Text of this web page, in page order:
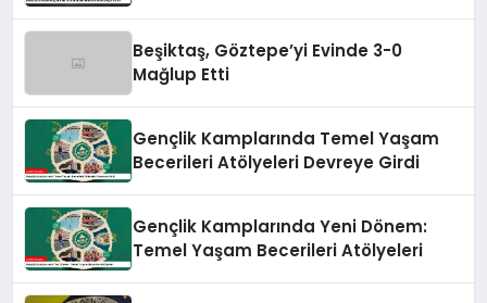
Beşiktaş, Göztepe’yi Evinde 3-0
Mağlup Etti
Gençlik Kamplarında Temel Yaşam
Becerileri Atölyeleri Devreye Girdi
Gençlik Kamplarında Yeni Dönem:
Temel Yaşam Becerileri Atölyeleri